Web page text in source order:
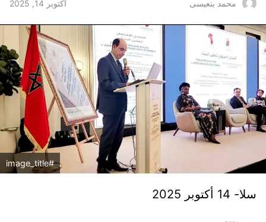
محمد بنعيسى أكتوبر 14, 2025
#image_title
سلا- 14 أكتوبر 2025